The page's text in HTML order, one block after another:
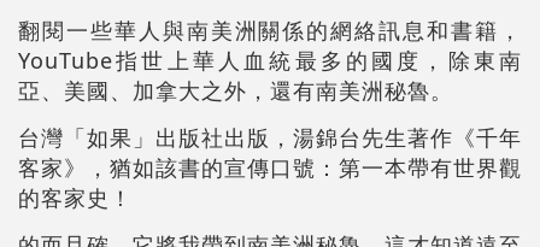
翻閱一些華人與南美洲關係的網絡訊息和書籍，
YouTube指世上華人血統最多的國度，除東南
亞、美國、加拿大之外，還有南美洲秘魯。
台灣「如果」出版社出版，湯錦台先生著作《千年
客家》，猶如該書的宣傳口號：第一本帶有世界觀
的客家史！